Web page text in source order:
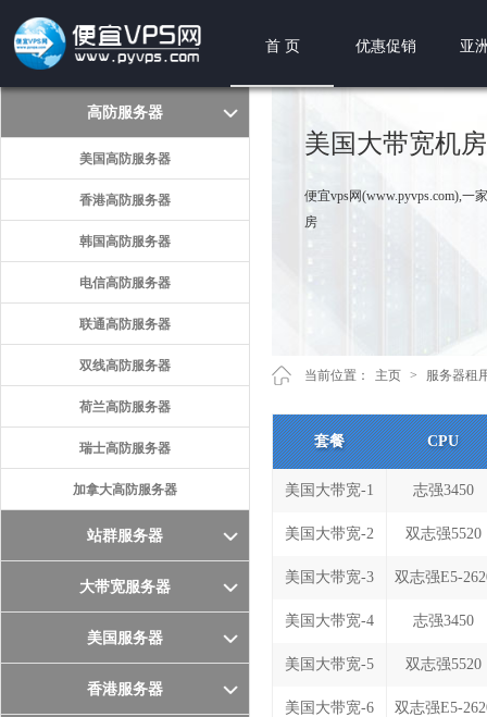
首 页 优惠促销 亚
高防服务器
美国高防服务器
香港高防服务器
韩国高防服务器
电信高防服务器
联通高防服务器
双线高防服务器
荷兰高防服务器
瑞士高防服务器
加拿大高防服务器
站群服务器
大带宽服务器
美国服务器
香港服务器
美国大带宽机
便宜vps网(www.pyvps.com),
房
当前位置： 主页 > 服务器租
套餐 CPU
美国大带宽-1 志强3450
美国大带宽-2 双志强5520
美国大带宽-3 双志强E5-
美国大带宽-4 志强3450
美国大带宽-5 双志强5520
美国大带宽-6 双志强E5-